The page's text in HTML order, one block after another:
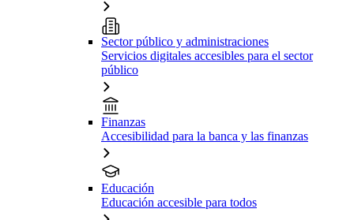
Sector público y administraciones
Servicios digitales accesibles para el sector
público
Finanzas
Accesibilidad para la banca y las finanzas
Educación
Educación accesible para todos